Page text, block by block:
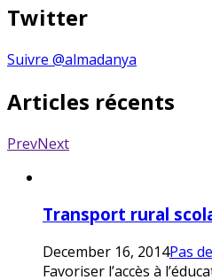
Twitter
Suivre @almadanya
Articles récents
PrevNext
Transport rural
December 16, 2014Pas
Favoriser l’accès à